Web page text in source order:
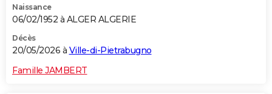
Naissance
06/02/1952 à ALGER ALGERIE
Décès
20/05/2026 à Ville-di-Pietrabugno
Famille JAMBERT